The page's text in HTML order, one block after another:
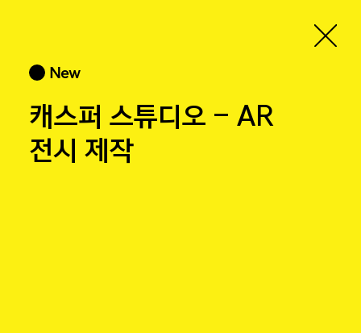
New
캐스퍼 스튜디오 – AR
전시 제작